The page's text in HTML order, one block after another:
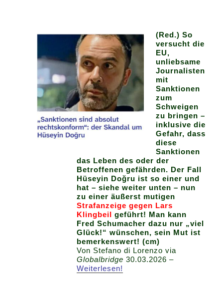
(Red.) So
versucht die
EU,
unliebsame
Journalisten
mit
Sanktionen
zum
Schweigen
zu bringen –
inklusive die
Gefahr, dass
diese
Sanktionen
das Leben des oder der
Betroffenen gefährden. Der Fall
Hüseyin Doğru ist so einer und
hat – siehe weiter unten – nun
zu einer äußerst mutigen
Strafanzeige gegen Lars
Klingbeil geführt! Man kann
Fred Schumacher dazu nur „viel
Glück!“ wünschen, sein Mut ist
bemerkenswert! (cm)
Von Stefano di Lorenzo via
Globalbridge 30.03.2026 –
Weiterlesen!